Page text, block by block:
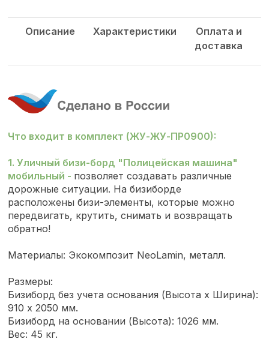
Описание Характеристики
Оплата и
доставка
Что входит в комплект (ЖУ-ЖУ-ПР0900):
1. Уличный бизи-борд "Полицейская машина"
мобильный - позволяет создавать различные
дорожные ситуации. На бизиборде
расположены бизи-элементы, которые можно
передвигать, крутить, снимать и возвращать
обратно!
Материалы: Экокомпозит NeoLamin, металл.
Размеры:
Бизиборд без учета основания (Высота х Ширина):
910 x 2050 мм.
Бизиборд на основании (Высота): 1026 мм.
Вес: 45 кг.